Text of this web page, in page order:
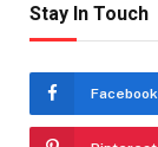
Stay In Touch
Facebook